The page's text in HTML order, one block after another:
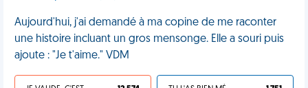
Aujourd'hui, j'ai demandé à ma copine de me raconter
une histoire incluant un gros mensonge. Elle a souri puis
ajoute : "Je t'aime." VDM